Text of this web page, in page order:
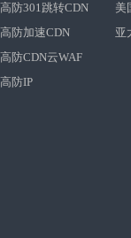
高防301跳转CDN
高防加速CDN
高防CDN云WAF
高防IP
美
亚